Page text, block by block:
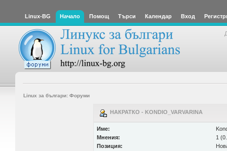
Linux-BG Начало Помощ Търси Календар Вход
Linux за българи: Форуми
НАКРАТКО - KONDIO_VARVARINA
Име:
Мнения:
1
Позиция: